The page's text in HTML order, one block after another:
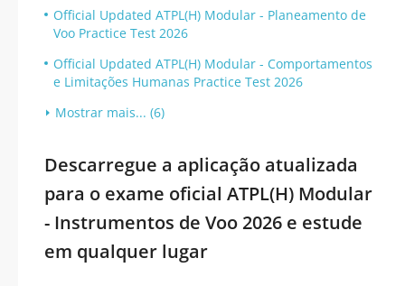
Official Updated ATPL(H) Modular - Planeamento de
Voo Practice Test 2026
Official Updated ATPL(H) Modular - Comportamentos
e Limitações Humanas Practice Test 2026
Mostrar mais... (6)
Descarregue a aplicação atualizada
para o exame oficial ATPL(H) Modular
- Instrumentos de Voo 2026 e estude
em qualquer lugar